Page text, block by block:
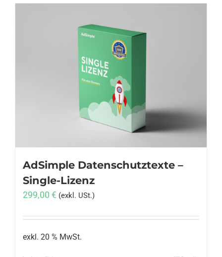
Shop
AdSimple Datenschutztexte –
Single-Lizenz
299,00 € (exkl. USt.)
exkl. 20 % MwSt.